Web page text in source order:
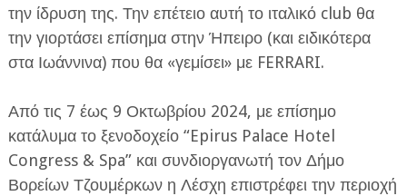
ΕΦΗΜΕΡΙΔΑ Η ΠΑΡΓΑ
ΠΛΗΡΟΦΟΡΙΕΣ
την ίδρυση της. Την επέτειο αυτή το ιταλικό club θα
την γιορτάσει επίσημα στην Ήπειρο (και ειδικότερα
στα Ιωάννινα) που θα «γεμίσει» με FERRARI.
Από τις 7 έως 9 Οκτωβρίου 2024, με επίσημο
κατάλυμα το ξενοδοχείο “Epirus Palace Hotel
Congress & Spa” και συνδιοργανωτή τον Δήμο
Βορείων Τζουμέρκων η Λέσχη επιστρέφει την περιοχή